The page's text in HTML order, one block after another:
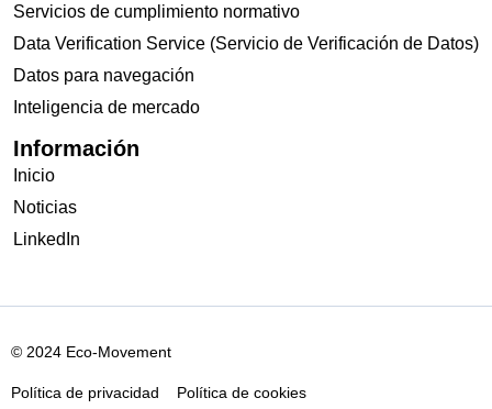
Servicios de cumplimiento normativo
Data Verification Service (Servicio de Verificación de Datos)
Datos para navegación
Inteligencia de mercado
Información
Inicio
Noticias
LinkedIn
© 2024 Eco-Movement
Política de privacidad Política de cookies